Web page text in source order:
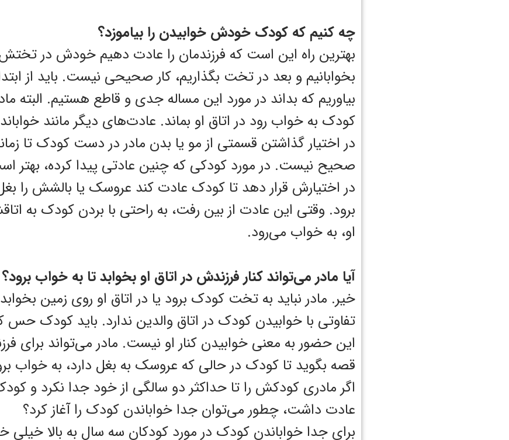
چه کنیم که کودک خودش خوابیدن را بیاموزد؟
بهترین راه این است که فرزندمان را عادت دهیم خودش در تختش
بخوابانیم و بعد در تخت بگذاریم، کار صحیحی نیست. باید از
بیاوریم که بداند در مورد این مساله جدی و قاطع هستیم. البته
کودک به خواب رود در اتاق او بماند. عادت‌های دیگر مانند
در اختیار گذاشتن قسمتی از مو یا بدن مادر در دست کودک تا
صحیح نیست. در مورد کودکی که چنین عادتی پیدا کرده، بهتر
در اختیارش قرار دهد تا کودک عادت کند عروسک یا بالشش را
برود. وقتی این عادت از بین رفت، به راحتی با بردن کودک به
او، به خواب می‌رود.
آیا مادر می‌تواند کنار فرزندش در اتاق او بخوابد تا به خواب برود؟
خیر. مادر نباید به تخت کودک برود یا در اتاق او روی زمین
تفاوتی با خوابیدن کودک در اتاق والدین ندارد. باید کودک حس
این حضور به معنی خوابیدن کنار او نیست. مادر می‌تواند برای
قصه بگوید تا کودک در حالی که عروسک به بغل دارد، به خواب
اگر مادری کودکش را تا حداکثر دو سالگی از خود جدا نکرد و
عادت داشت، چطور می‌توان جدا خواباندن کودک را آغاز کرد؟
برای جدا خواباندن کودک در مورد کودکان سه سال به بالا